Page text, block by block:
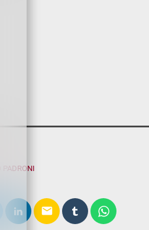
PADRONI
email